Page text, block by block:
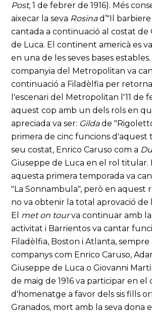
Post, 1 de febrer de 1916). Més
aixecar la seva Rosinad’"Il
cantada a continuació al costat de
de Luca. El continent americà es
en una de les seves bases
companyia del Metropolitan va
continuació a Filadèlfia per
l'escenari del Metropolitan l'11 de
aquest cop amb un dels rols en
apreciada va ser: Gildade
primera de cinc funcions d'aquest
seu costat, Enrico Caruso com a
Giuseppe de Luca en el rol titular.
aquesta primera temporada va
"La Sonnambula", però en aquest
no va obtenir la total aprovació de
El met on tourva continuar amb la
activitat i Barrientos va cantar
Filadèlfia, Boston i Atlanta, sempre
companys com Enrico Caruso,
Giuseppe de Luca o Giovanni
de maig de 1916 va participar en el
d'homenatge a favor dels sis fills
Granados, mort amb la seva dona